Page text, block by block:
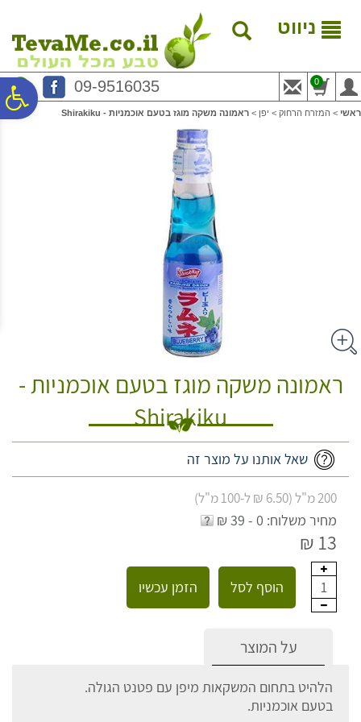
נגישות
המרכזי
ניווט
09-9516035 0
ראשי > המזרח הרחוק > יפן > ראמונה משקה מוגז בטעם אוכמניות - Shirakiku
ראמונה משקה מוגז בטעם אוכמניות -
Shirakiku
שאל אותנו על מוצר זה
200 מ"ל (6.50 ₪ ל-100 מ"ל)
מחיר משלוח: 0 - 39 ₪
13 ₪
1 הוסף לסל הזמן עכשיו
על המוצר
הלהיט בתחום המשקאות מיפן עם פטנט הגולה.
בטעם אוכמניות.